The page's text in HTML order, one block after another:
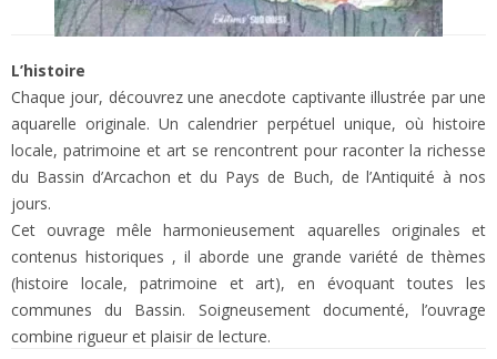
L’histoire
Chaque jour, découvrez une anecdote captivante illustrée par une
aquarelle originale. Un calendrier perpétuel unique, où histoire
locale, patrimoine et art se rencontrent pour raconter la richesse
du Bassin d’Arcachon et du Pays de Buch, de l’Antiquité à nos
jours.
Cet ouvrage mêle harmonieusement aquarelles originales et
contenus historiques , il aborde une grande variété de thèmes
(histoire locale, patrimoine et art), en évoquant toutes les
communes du Bassin. Soigneusement documenté, l’ouvrage
combine rigueur et plaisir de lecture.